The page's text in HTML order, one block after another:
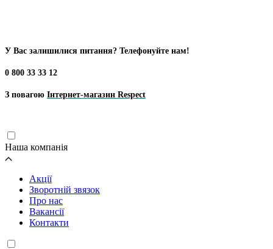
У Вас залишилися питання? Телефонуйте нам!
0 800 33 33 12
З повагою Інтернет-магазин Respect
Наша компанія
Акції
Зворотній звязок
Про нас
Вакансії
Контакти